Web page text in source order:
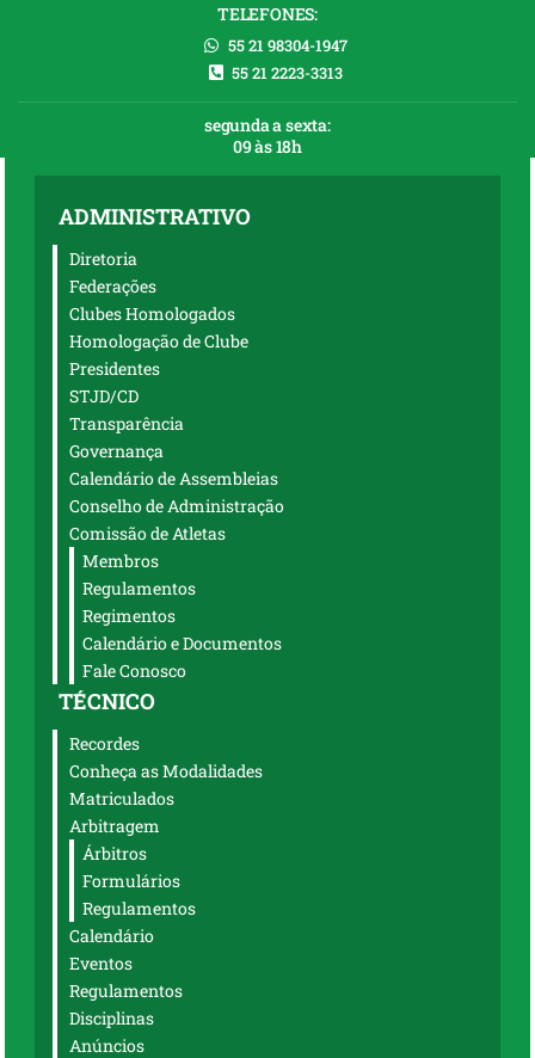
TELEFONES:
55 21 98304-1947
55 21 2223-3313
segunda a sexta:
09 às 18h
ADMINISTRATIVO
Diretoria
Federações
Clubes Homologados
Homologação de Clube
Presidentes
STJD/CD
Transparência
Governança
Calendário de Assembleias
Conselho de Administração
Comissão de Atletas
Membros
Regulamentos
Regimentos
Calendário e Documentos
Fale Conosco
TÉCNICO
Recordes
Conheça as Modalidades
Matriculados
Arbitragem
Árbitros
Formulários
Regulamentos
Calendário
Eventos
Regulamentos
Disciplinas
Anúncios